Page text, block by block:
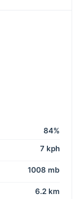
84%
7 kph
1008 mb
6.2 km